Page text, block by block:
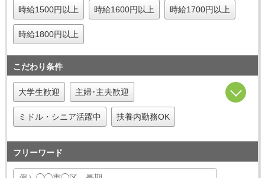
時給1500円以上 時給1600円以上 時給1700円以上
時給1800円以上
こだわり条件
大学生歓迎 主婦･主夫歓迎
ミドル・シニア活躍中 扶養内勤務OK
フリーワード